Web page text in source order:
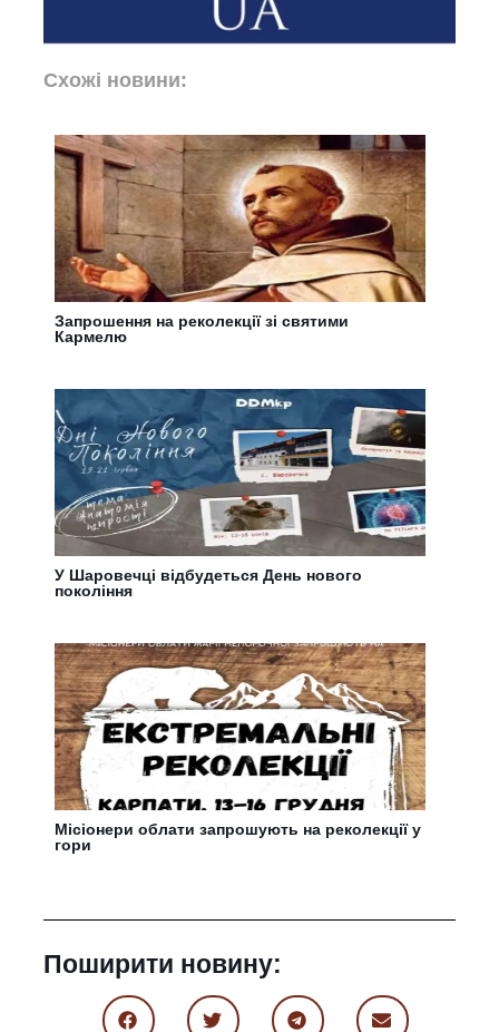
Схожі новини:
Запрошення на реколекції зі святими
Кармелю
У Шаровечці відбудеться День нового
покоління
Місіонери облати запрошують на реколекції у
гори
Поширити новину: